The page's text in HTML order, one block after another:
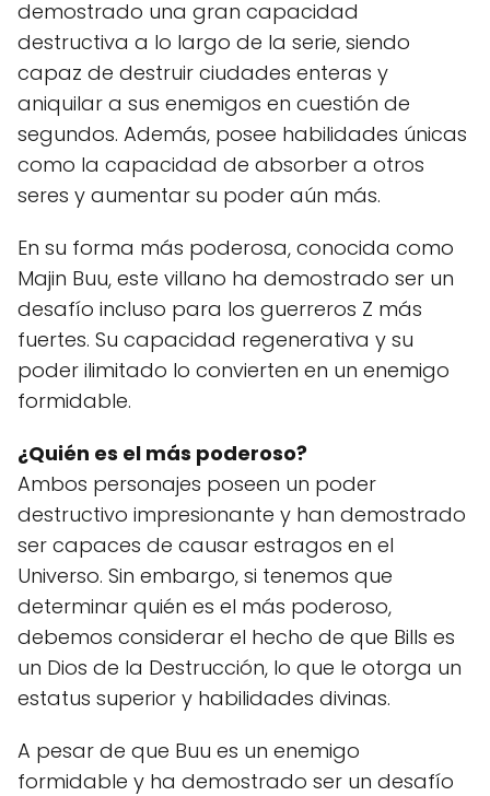
demostrado una gran capacidad
destructiva a lo largo de la serie, siendo
capaz de destruir ciudades enteras y
aniquilar a sus enemigos en cuestión de
segundos. Además, posee habilidades únicas
como la capacidad de absorber a otros
seres y aumentar su poder aún más.
En su forma más poderosa, conocida como
Majin Buu, este villano ha demostrado ser un
desafío incluso para los guerreros Z más
fuertes. Su capacidad regenerativa y su
poder ilimitado lo convierten en un enemigo
formidable.
¿Quién es el más poderoso?
Ambos personajes poseen un poder
destructivo impresionante y han demostrado
ser capaces de causar estragos en el
Universo. Sin embargo, si tenemos que
determinar quién es el más poderoso,
debemos considerar el hecho de que Bills es
un Dios de la Destrucción, lo que le otorga un
estatus superior y habilidades divinas.
A pesar de que Buu es un enemigo
formidable y ha demostrado ser un desafío